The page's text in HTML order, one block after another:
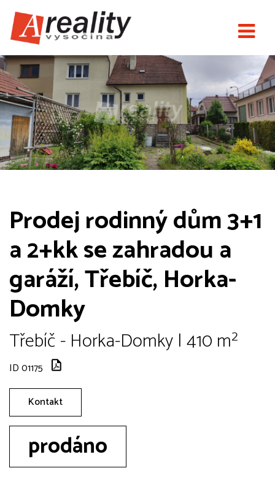
Prodej rodinný dům 3+1
a 2+kk se zahradou a
garáží, Třebíč, Horka-
Domky
Třebíč - Horka-Domky | 410 m²
ID 01175
Kontakt
prodáno